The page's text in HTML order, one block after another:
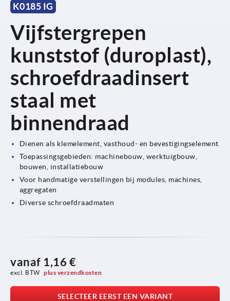
K0185 IG
Vijfstergrepen
kunststof (duroplast),
schroefdraadinsert
staal met
binnendraad
Dienen als klemelement, vasthoud- en bevestigingselement
Toepassingsgebieden: machinebouw, werktuigbouw,
bouwen, installatiebouw
Voor handmatige verstellingen bij modules, machines,
aggregaten
Diverse schroefdraadmaten
vanaf 1,16 €
excl. BTW plus verzendkosten
SELECTEER EERST EEN VARIANT